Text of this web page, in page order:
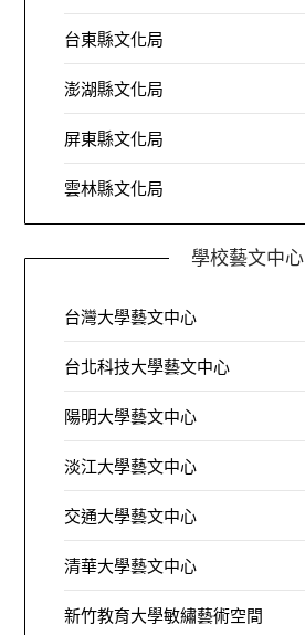
台東縣文化局
澎湖縣文化局
屏東縣文化局
雲林縣文化局
學校藝文中心
台灣大學藝文中心
台北科技大學藝文中心
陽明大學藝文中心
淡江大學藝文中心
交通大學藝文中心
清華大學藝文中心
新竹教育大學敏繡藝術空間